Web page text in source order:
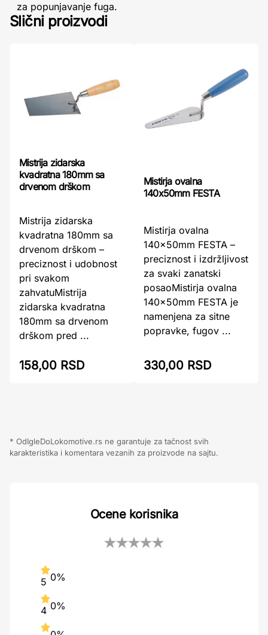
za popunjavanje fuga.
Slični proizvodi
Mistrija zidarska
kvadratna 180mm sa
drvenom drškom
Mistrija zidarska
kvadratna 180mm sa
drvenom drškom –
preciznost i udobnost
pri svakom
zahvatuMistrija
zidarska kvadratna
180mm sa drvenom
drškom pred ...
158,00 RSD
Mistirja ovalna
140x50mm FESTA
Mistirja ovalna
140x50mm FESTA –
preciznost i izdržljivost
za svaki zanatski
posaoMistirja ovalna
140x50mm FESTA je
namenjena za sitne
popravke, fugov ...
330,00 RSD
* OdIgleDoLokomotive.rs ne garantuje za tačnost svih
karakteristika i komentara vezanih za proizvode na sajtu.
Ocene korisnika
5 0%
4 0%